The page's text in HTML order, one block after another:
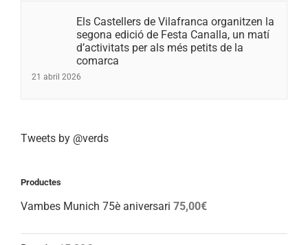
Els Castellers de Vilafranca organitzen la
segona edició de Festa Canalla, un matí
d’activitats per als més petits de la
comarca
21 abril 2026
Tweets by @verds
Productes
Vambes Munich 75è aniversari 75,00€